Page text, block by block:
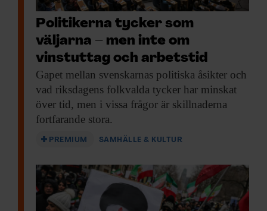
Politikerna tycker som
väljarna – men inte om
vinstuttag och arbetstid
Gapet mellan svenskarnas politiska åsikter och
vad riksdagens folkvalda tycker har minskat
över tid, men i vissa frågor är skillnaderna
fortfarande stora.
PREMIUM SAMHÄLLE & KULTUR